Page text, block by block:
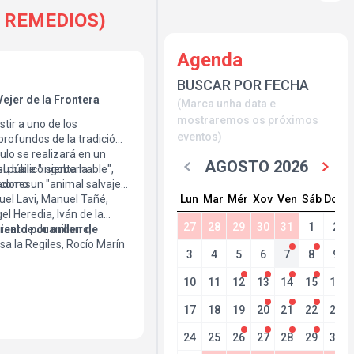
de la Frontera
a uno de los
de la tradición
se realizará en un
público sienta la
baile "ingobernable",
un "animal salvaje",
Lavi, Manuel Tañé,
Heredia, Iván de la
de Juanillorro,
la Regiles, Rocío Marín
por orden de
devuelto bajo
o jurídica justificada
Agenda
BUSCAR POR FECHA
(Marca unha data e
mostraremos os próximos
eventos)
AGOSTO 2026
Lun Mar Mér Xov Ven Sáb Dom
27 28 29 30 31 1 2
3 4 5 6 7 8 9
10 11 12 13 14 15 16
17 18 19 20 21 22 23
24 25 26 27 28 29 30